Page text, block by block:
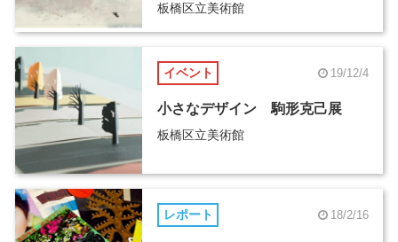
板橋区立美術館
イベント 19/12/4
小さなデザイン 駒形克己展
板橋区立美術館
レポート 18/2/16